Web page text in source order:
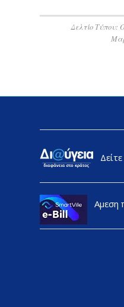
Δελτίο Τύπου:
Αμεση